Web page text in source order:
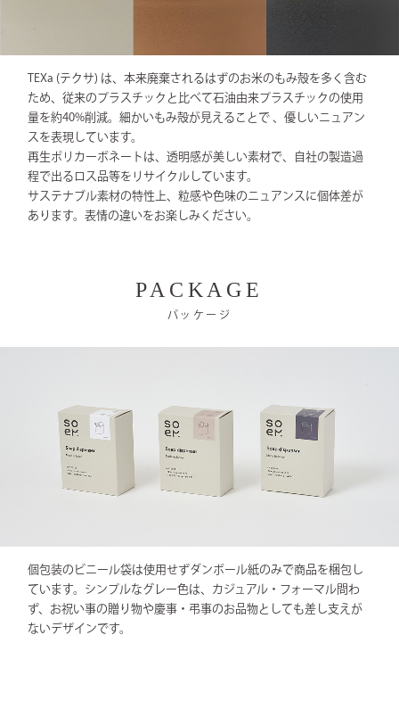
TEXa (テクサ) は、本来廃棄されるはずのお米のもみ殻を多く含む
ため、従来のプラスチックと比べて石油由来プラスチックの使用
量を約40%削減。細かいもみ殻が見えることで 、優しいニュアン
スを表現しています。
再生ポリカーボネートは、透明感が美しい素材で、自社の製造過
程で出るロス品等をリサイクルしています。
サステナブル素材の特性上、粒感や色味のニュアンスに個体差が
あります。表情の違いをお楽しみください。
PACKAGE
パッケージ
個包装のビニール袋は使用せずダンボール紙のみで商品を梱包し
ています。シンプルなグレー色は、カジュアル・フォーマル問わ
ず、お祝い事の贈り物や慶事・弔事のお品物としても差し支えが
ないデザインです。